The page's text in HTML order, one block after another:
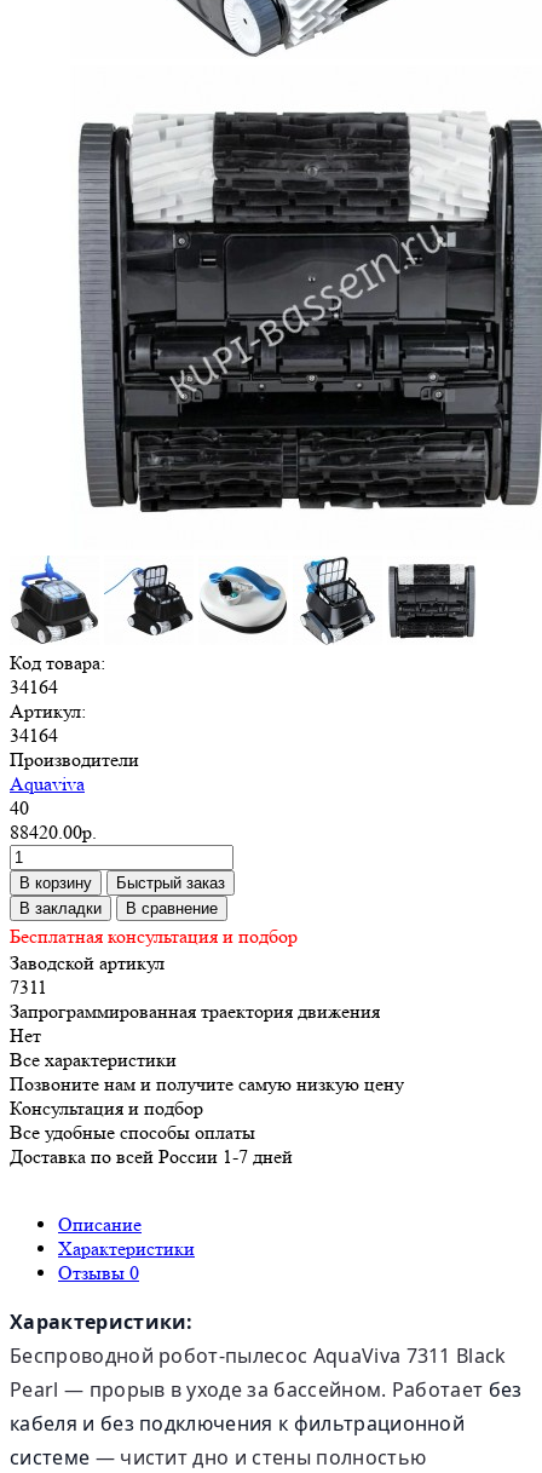
Код товара:
34164
Артикул:
34164
Производители
Aquaviva
40
88420.00р.
В корзину
Быстрый заказ
В закладки
В сравнение
Бесплатная консультация и подбор
Заводской артикул
7311
Запрограммированная траектория движения
Нет
Все характеристики
Позвоните нам и получите самую низкую цену
Консультация и подбор
Все удобные способы оплаты
Доставка по всей России 1-7 дней
Описание
Характеристики
Отзывы 0
Характеристики:
Беспроводной робот-пылесос AquaViva 7311 Black
Pearl — прорыв в уходе за бассейном. Работает без
кабеля и без подключения к фильтрационной
системе — чистит дно и стены полностью